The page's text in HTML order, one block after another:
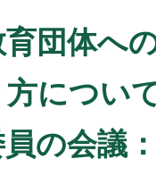
団体へ
につい
の会議